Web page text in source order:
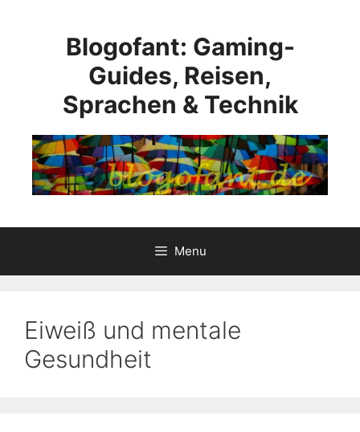
Blogofant: Gaming-
Guides, Reisen,
Sprachen & Technik
Menu
Eiweiß und mentale
Gesundheit